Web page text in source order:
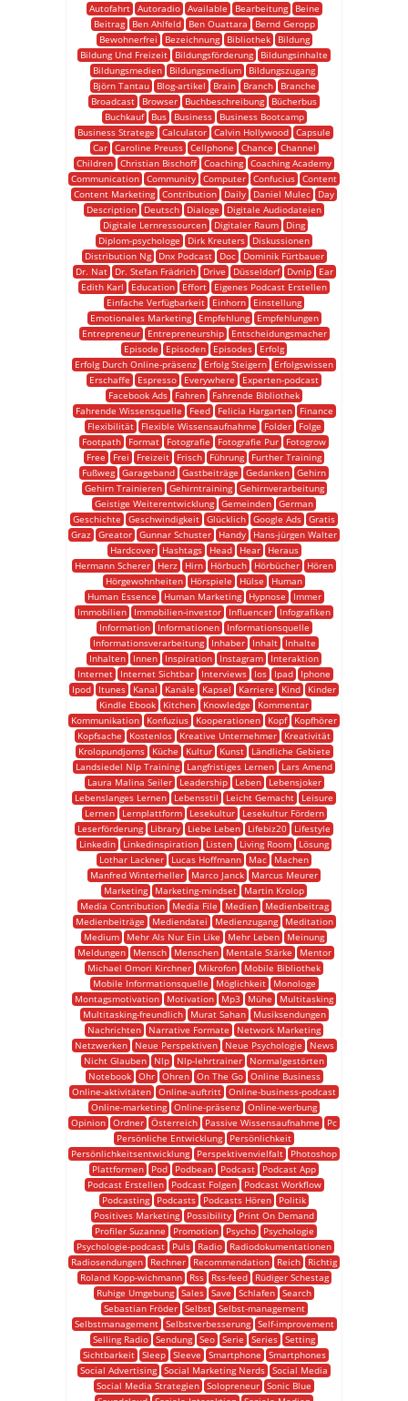
Autofahrt
Autoradio Available Bearbeitung
Beine
Beitrag
Ben Ahlfeld Ben Ouattara
Bernd Geropp
Bewohnerfrei
Bezeichnung Bibliothek
Bildung
Bildung Und Freizeit
Bildungsförderung
Bildungsinhalte
Bildungsmedien
Bildungsmedium
Bildungszugang
Björn Tantau
Blog-artikel Brain Branch
Branche
Broadcast
Browser Buchbeschreibung
Bücherbus
Buchkauf
Bus Business
Business Bootcamp
Business Stratege
Calculator Calvin Hollywood Capsule
Car
Caroline Preuss Cellphone Chance
Channel
Children Christian Bischoff Coaching Coaching Academy
Communication Community Computer Confucius Content
Content Marketing Contribution Daily Daniel Mulec
Day
Description
Deutsch Dialoge
Digitale Audiodateien
Digitale Lernressourcen
Digitaler Raum
Ding
Diplom-psychologe
Dirk Kreuters
Diskussionen
Distribution Ng
Dnx Podcast Doc
Dominik Fürtbauer
Dr. Nat
Dr. Stefan Frädrich Drive Düsseldorf Dvnlp
Ear
Edith Karl
Education Effort
Eigenes Podcast Erstellen
Einfache Verfügbarkeit
Einhorn
Einstellung
Emotionales Marketing
Empfehlung
Empfehlungen
Entrepreneur
Entrepreneurship
Entscheidungsmacher
Episode
Episoden Episodes
Erfolg
Erfolg Durch Online-präsenz
Erfolg Steigern
Erfolgswissen
Erschaffe
Espresso Everywhere
Experten-podcast
Facebook Ads
Fahren
Fahrende Bibliothek
Fahrende Wissensquelle
Feed Felicia Hargarten
Finance
Flexibilität
Flexible Wissensaufnahme Folder
Folge
Footpath
Format Fotografie Fotografie Pur
Fotogrow
Free
Frei Freizeit Frisch Führung
Further Training
Fußweg Garageband Gastbeiträge Gedanken Gehirn
Gehirn Trainieren
Gehirntraining
Gehirnverarbeitung
Geistige Weiterentwicklung Gemeinden German
Geschichte
Geschwindigkeit Glücklich Google Ads Gratis
Graz Greator Gunnar Schuster Handy
Hans-jürgen Walter
Hardcover
Hashtags Head Hear
Heraus
Hermann Scherer
Herz Hirn Hörbuch Hörbücher
Hören
Hörgewohnheiten
Hörspiele Hülse
Human
Human Essence
Human Marketing Hypnose
Immer
Immobilien
Immobilien-investor Influencer
Infografiken
Information
Informationen
Informationsquelle
Informationsverarbeitung
Inhaber Inhalt
Inhalte
Inhalten
Innen Inspiration Instagram
Interaktion
Internet
Internet Sichtbar Interviews Ios Ipad
Iphone
Ipod
Itunes Kanal Kanäle Kapsel Karriere Kind
Kinder
Kindle Ebook
Kitchen Knowledge
Kommentar
Kommunikation
Konfuzius Kooperationen Kopf
Kopfhörer
Kopfsache
Kostenlos Kreative Unternehmer
Kreativität
Krolopundjorns
Küche Kultur Kunst
Ländliche Gebiete
Landsiedel Nlp Training
Langfristiges Lernen
Lars Amend
Laura Malina Seiler
Leadership Leben
Lebensjoker
Lebenslanges Lernen
Lebensstil Leicht Gemacht
Leisure
Lernen
Lernplattform Lesekultur
Lesekultur Fördern
Leserförderung
Library Liebe Leben Lifebiz20
Lifestyle
Linkedin
Linkedinspiration Listen Living Room
Lösung
Lothar Lackner
Lucas Hoffmann Mac
Machen
Manfred Winterheller
Marco Janck
Marcus Meurer
Marketing
Marketing-mindset
Martin Krolop
Media Contribution
Media File Medien
Medienbeitrag
Medienbeiträge
Mediendatei Medienzugang
Meditation
Medium
Mehr Als Nur Ein Like Mehr Leben
Meinung
Meldungen
Mensch Menschen Mentale Stärke
Mentor
Michael Omori Kirchner
Mikrofon
Mobile Bibliothek
Mobile Informationsquelle
Möglichkeit
Monologe
Montagsmotivation
Motivation Mp3 Mühe
Multitasking
Multitasking-freundlich
Murat Sahan
Musiksendungen
Nachrichten
Narrative Formate
Network Marketing
Netzwerken
Neue Perspektiven Neue Psychologie
News
Nicht Glauben
Nlp Nlp-lehrtrainer
Normalgestörten
Notebook
Ohr Ohren On The Go
Online Business
Online-aktivitäten Online-auftritt Online-business-podcast
Online-marketing Online-präsenz Online-werbung
Opinion Ordner Österreich Passive Wissensaufnahme
Pc
Persönliche Entwicklung
Persönlichkeit
Persönlichkeitsentwicklung
Perspektivenvielfalt
Photoshop
Plattformen
Pod Podbean Podcast
Podcast App
Podcast Erstellen
Podcast Folgen
Podcast Workflow
Podcasting
Podcasts Podcasts Hören
Politik
Positives Marketing
Possibility
Print On Demand
Profiler Suzanne
Promotion Psycho
Psychologie
Psychologie-podcast
Puls Radio
Radiodokumentationen
Radiosendungen
Rechner Recommendation Reich
Richtig
Roland Kopp-wichmann
Rss Rss-feed
Rüdiger Schestag
Ruhige Umgebung Sales Save Schlafen Search
Sebastian Fröder
Selbst
Selbst-management
Selbstmanagement
Selbstverbesserung
Self-improvement
Selling Radio Sendung Seo Serie Series Setting
Sichtbarkeit
Sleep Sleeve Smartphone
Smartphones
Social Advertising Social Marketing Nerds Social Media
Social Media Strategien Solopreneur Sonic Blue